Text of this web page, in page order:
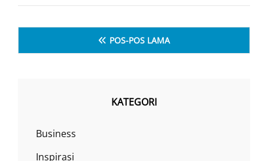
HERY
GROGOT
POS-POS LAMA
KATEGORI
Business
Inspirasi